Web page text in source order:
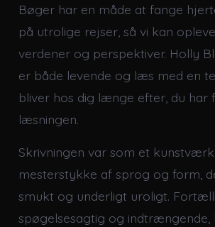
Bøger har en måde at fange
på utrolige rejser, så vi kan
verdener og perspektiver. Holly
er både levende og læs med en
bliver hos dig længe efter, du
læsningen.
Skrivningen var som et
mesterstykke af sprog og form,
smukt og underligt uroligt.
spøgelsesagtig og indtrængende,